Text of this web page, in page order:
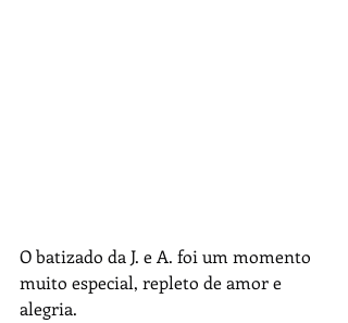
O batizado da J. e A. foi um momento
muito especial, repleto de amor e
alegria.